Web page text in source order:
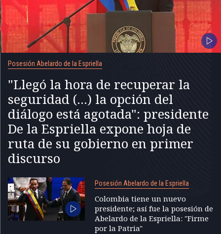
Posesión Abelardo de la Espriella
"Llegó la hora de recuperar la
seguridad (...) la opción del
diálogo está agotada": presidente
De la Espriella expone hoja de
ruta de su gobierno en primer
discurso
Posesión Abelardo de la Espriella
Colombia tiene un nuevo
presidente; así fue la posesión de
Abelardo de la Espriella: "Firme
por la Patria"